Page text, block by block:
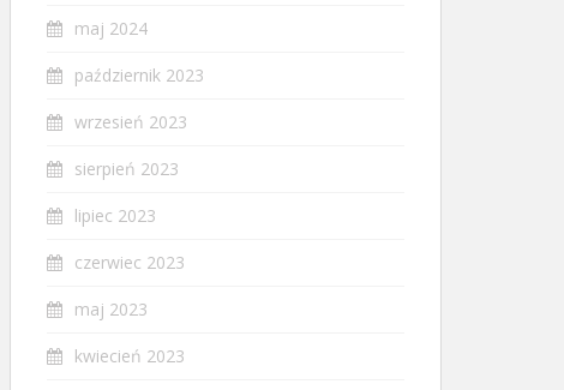
maj 2024
październik 2023
wrzesień 2023
sierpień 2023
lipiec 2023
czerwiec 2023
maj 2023
kwiecień 2023